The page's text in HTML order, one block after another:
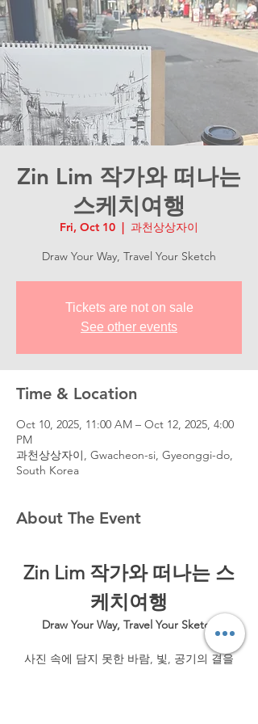
Zin Lim 작가와 떠나는
스케치여행
Fri, Oct 10
  |
과천상상자이
Draw Your Way, Travel Your Sketch
Tickets are not on sale
See other events
Time & Location
Oct 10, 2025, 11:00 AM – Oct 12, 2025, 4:00
PM
과천상상자이, Gwacheon-si, Gyeonggi-do,
South Korea
About The Event
Zin Lim 작가와 떠나는 스
케치여행
Draw Your Way, Travel Your Sketch
사진 속에 담지 못한 바람, 빛, 공기의 결을